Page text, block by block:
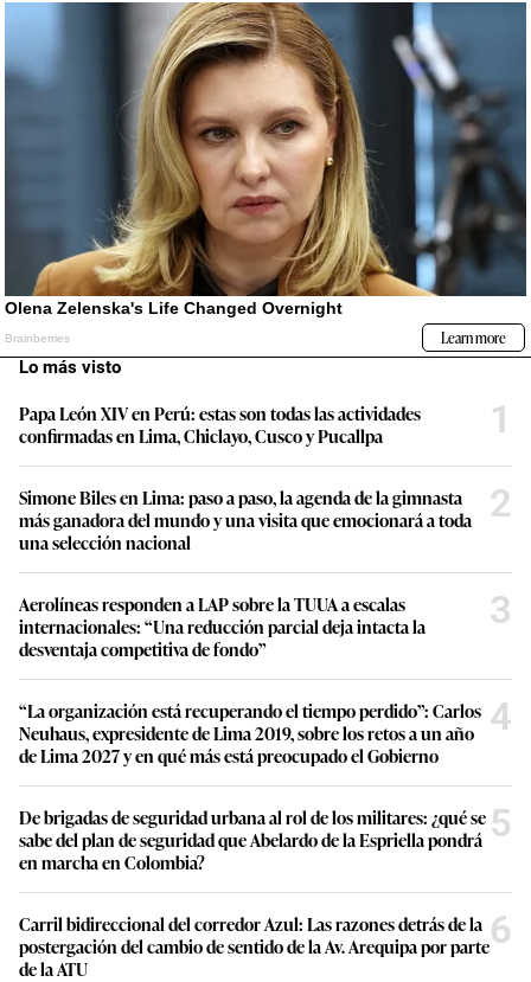
Lo más visto
Papa León XIV en Perú: estas son todas las actividades
confirmadas en Lima, Chiclayo, Cusco y Pucallpa
1
Simone Biles en Lima: paso a paso, la agenda de la gimnasta
más ganadora del mundo y una visita que emocionará a toda
una selección nacional
2
Aerolíneas responden a LAP sobre la TUUA a escalas
internacionales: “Una reducción parcial deja intacta la
desventaja competitiva de fondo”
3
“La organización está recuperando el tiempo perdido”: Carlos
Neuhaus, expresidente de Lima 2019, sobre los retos a un año
de Lima 2027 y en qué más está preocupado el Gobierno
4
De brigadas de seguridad urbana al rol de los militares: ¿qué se
sabe del plan de seguridad que Abelardo de la Espriella pondrá
en marcha en Colombia?
5
Carril bidireccional del corredor Azul: Las razones detrás de la
postergación del cambio de sentido de la Av. Arequipa por parte
de la ATU
6